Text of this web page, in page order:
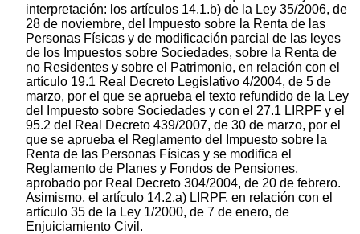
interpretación: los artículos 14.1.b) de la Ley 35/2006, de
28 de noviembre, del Impuesto sobre la Renta de las
Personas Físicas y de modificación parcial de las leyes
de los Impuestos sobre Sociedades, sobre la Renta de
no Residentes y sobre el Patrimonio, en relación con el
artículo 19.1 Real Decreto Legislativo 4/2004, de 5 de
marzo, por el que se aprueba el texto refundido de la Ley
del Impuesto sobre Sociedades y con el 27.1 LIRPF y el
95.2 del Real Decreto 439/2007, de 30 de marzo, por el
que se aprueba el Reglamento del Impuesto sobre la
Renta de las Personas Físicas y se modifica el
Reglamento de Planes y Fondos de Pensiones,
aprobado por Real Decreto 304/2004, de 20 de febrero.
Asimismo, el artículo 14.2.a) LIRPF, en relación con el
artículo 35 de la Ley 1/2000, de 7 de enero, de
Enjuiciamiento Civil.